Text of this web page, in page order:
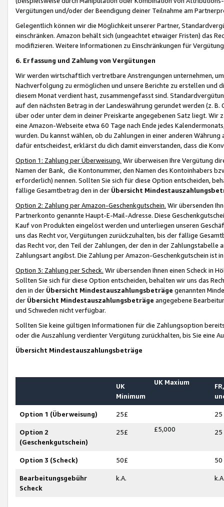
Vergütungen und/oder der Beendigung deiner Teilnahme am
Gelegentlich können wir die Möglichkeit unserer Partner,
einschränken. Amazon behält sich (ungeachtet etwaiger Fristen) das
modifizieren. Weitere Informationen zu Einschränkungen für
6. Erfassung und Zahlung von Vergütungen
Wir werden wirtschaftlich vertretbare Anstrengungen unternehmen,
Nachverfolgung zu ermöglichen und unsere Berichte zu erstellen und
diesem Monat verdient hast, zusammengefasst sind.
auf den nächsten Betrag in der Landeswährung gerundet werden (z.
über oder unter dem in deiner Preiskarte angegebenen Satz liegt.
eine Amazon-Webseite etwa 60 Tage nach Ende jedes
wurden. Du kannst wählen, ob du Zahlungen in einer anderen
dafür entscheidest, erklärst du dich damit einverstanden, dass die
Option 1: Zahlung per Überweisung. Wir überweisen Ihre Vergütung
Namen der Bank, die Kontonummer, den Namen des Kontoinhabers
erforderlich) nennen. Sollten Sie sich für diese Option entscheiden,
fällige Gesamtbetrag den in der Übersicht
Option 2: Zahlung per Amazon-Geschenkgutschein. Wir übersenden
Partnerkonto genannte Haupt-E-Mail-Adresse. Diese
Kauf von Produkten eingelöst werden und unterliegen unseren
uns das Recht vor, Vergütungen zurückzuhalten, bis der fällige
das Recht vor, den Teil der Zahlungen, der den in der
Zahlungsart angibst. Die Zahlung per Amazon-Geschenkgutschein ist
Option 3: Zahlung per Scheck. Wir übersenden Ihnen einen Scheck in
Sollten Sie sich für diese Option entscheiden, behalten wir uns das
den in der Übersicht Mindestauszahlungsbeträge genannten
der Übersicht Mindestauszahlungsbeträge angegebene
und Schweden nicht verfügbar.
Sollten Sie keine gültigen Informationen für die Zahlungsoption
oder die Auszahlung verdienter Vergütung zurückhalten, bis Sie
Übersicht Mindestauszahlungsbeträge
UK
Minimum
UK Maxium
Option 1 (Überweisung) 25£ 25
Option 2
(Geschenkgutschein)
25£ £5,000 25
Option 3 (Scheck) 50£ 50
Bearbeitungsgebühr
Scheck
k.A.